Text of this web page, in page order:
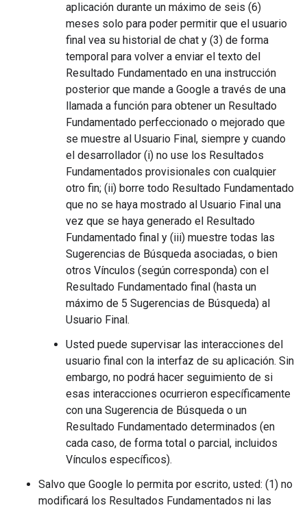
aplicación durante un máximo de seis (6)
meses solo para poder permitir que el usuario
final vea su historial de chat y (3) de forma
temporal para volver a enviar el texto del
Resultado Fundamentado en una instrucción
posterior que mande a Google a través de una
llamada a función para obtener un Resultado
Fundamentado perfeccionado o mejorado que
se muestre al Usuario Final, siempre y cuando
el desarrollador (i) no use los Resultados
Fundamentados provisionales con cualquier
otro fin; (ii) borre todo Resultado Fundamentado
que no se haya mostrado al Usuario Final una
vez que se haya generado el Resultado
Fundamentado final y (iii) muestre todas las
Sugerencias de Búsqueda asociadas, o bien
otros Vínculos (según corresponda) con el
Resultado Fundamentado final (hasta un
máximo de 5 Sugerencias de Búsqueda) al
Usuario Final.
Usted puede supervisar las interacciones del
usuario final con la interfaz de su aplicación. Sin
embargo, no podrá hacer seguimiento de si
esas interacciones ocurrieron específicamente
con una Sugerencia de Búsqueda o un
Resultado Fundamentado determinados (en
cada caso, de forma total o parcial, incluidos
Vínculos específicos).
Salvo que Google lo permita por escrito, usted: (1) no
modificará los Resultados Fundamentados ni las